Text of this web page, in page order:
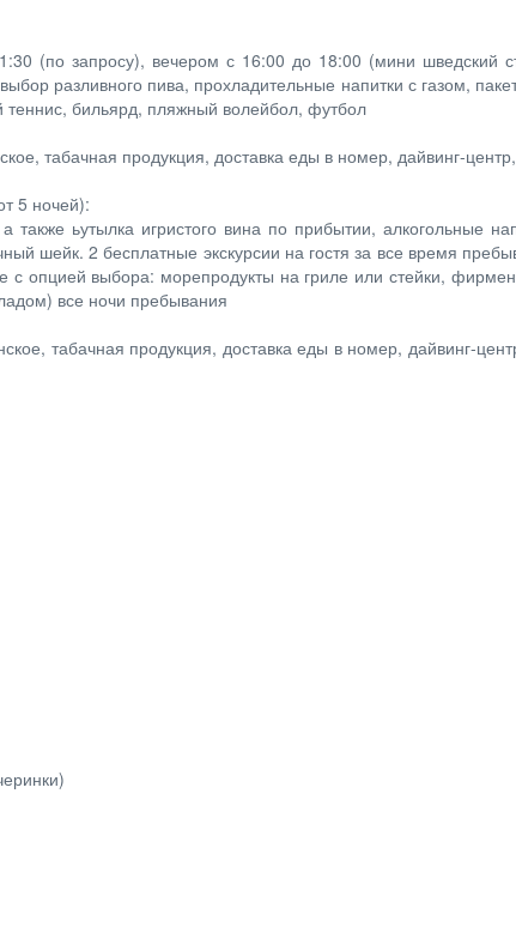
(по запросу), вечером с 16:00 до 18:00 (мини
разливного пива, прохладительные напитки с газом,
теннис, бильярд, пляжный волейбол, футбол
табачная продукция, доставка еды в номер, дайвинг-
5 ночей):
ьутылка игристого вина по прибытии, алкогольные
шейк. 2 бесплатные экскурсии на гостя за все время
опцией выбора: морепродукты на гриле или стейки,
все ночи пребывания
табачная продукция, доставка еды в номер, дайвинг-